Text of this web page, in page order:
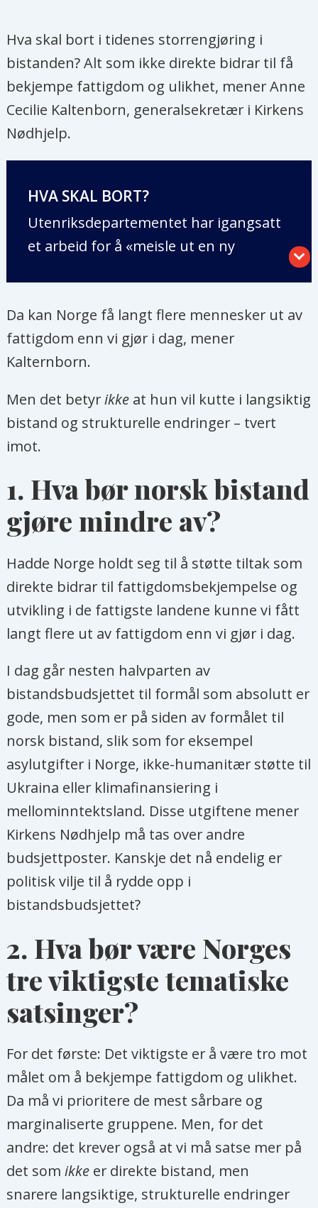
Hva skal bort i tidenes storrengjøring i
bistanden? Alt som ikke direkte bidrar til få
bekjempe fattigdom og ulikhet, mener Anne
Cecilie Kaltenborn, generalsekretær i Kirkens
Nødhjelp.
HVA SKAL BORT?
Utenriksdepartementet har igangsatt
et arbeid for å «meisle ut en ny
for bistand».
Arbeidet skal oppsummeres i
Stortinget våren 2027.
Panorama nyheter tar UD på ordet
utenriks, bistand og globale spørsmål
til å foreslå sine prioriteringer for en
ny utviklingspolitikk.
I intervjuene, basert på en
spørreundersøkelse, har
respondentene særlig blitt bedt om å
svare på spørsmålet:
Hva bør Norge gjøre mindre av?
Da kan Norge få langt flere mennesker ut av
fattigdom enn vi gjør i dag, mener
Kalternborn.
Men det betyrikke at hun vil kutte i langsiktig
bistand og strukturelle endringer – tvert
imot.
1. Hva bør norsk bistand
gjøre mindre av?
Hadde Norge holdt seg til å støtte tiltak som
direkte bidrar til fattigdomsbekjempelse og
utvikling i de fattigste landene kunne vi fått
langt flere ut av fattigdom enn vi gjør i dag.
I dag går nesten halvparten av
bistandsbudsjettet til formål som absolutt er
gode, men som er på siden av formålet til
norsk bistand, slik som for eksempel
asylutgifter i Norge, ikke-humanitær støtte til
Ukraina eller klimafinansiering i
mellominntektsland. Disse utgiftene mener
Kirkens Nødhjelp må tas over andre
budsjettposter. Kanskje det nå endelig er
politisk vilje til å rydde opp i
bistandsbudsjettet?
2. Hva bør være Norges
tre viktigste tematiske
satsinger?
For det første: Det viktigste er å være tro mot
målet om å bekjempe fattigdom og ulikhet.
Da må vi prioritere de mest sårbare og
marginaliserte gruppene. Men, for det
andre: det krever også at vi må satse mer på
det somikke er direkte bistand, men
snarere langsiktige, strukturelle endringer